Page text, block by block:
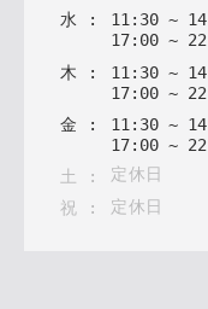
水 : 11: 30 ~ 14
17: 00 ~ 22
木 : 11 : 30 ~ 14
17: 00 ~ 22
金 : 11 : 30 ~ 14
17: 00 ~ 22
土
:
定休日
祝 : 定休日